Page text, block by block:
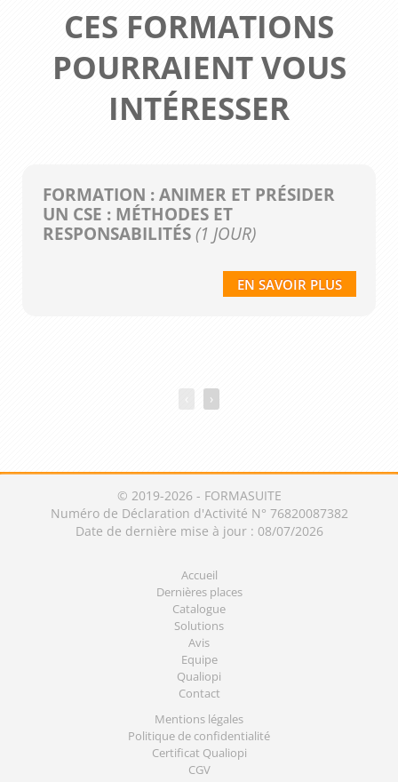
CES FORMATIONS
POURRAIENT VOUS
INTÉRESSER
FORMATION : ANIMER ET PRÉSIDER
UN CSE : MÉTHODES ET
RESPONSABILITÉS(1 JOUR)
EN SAVOIR PLUS
›
© 2019-2026 - FORMASUITE
Numéro de Déclaration d'Activité N° 76820087382
Date de dernière mise à jour : 08/07/2026
Accueil
Dernières places
Catalogue
Solutions
Avis
Equipe
Qualiopi
Contact
Mentions légales
Politique de confidentialité
Certificat Qualiopi
CGV